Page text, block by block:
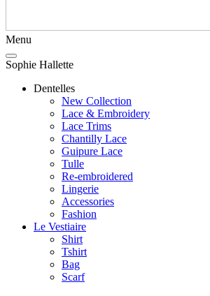
Menu
Sophie Hallette
Dentelles
New Collection
Lace & Embroidery
Lace Trims
Chantilly Lace
Guipure Lace
Tulle
Re-embroidered
Lingerie
Accessories
Fashion
Le Vestiaire
Shirt
Tshirt
Bag
Scarf